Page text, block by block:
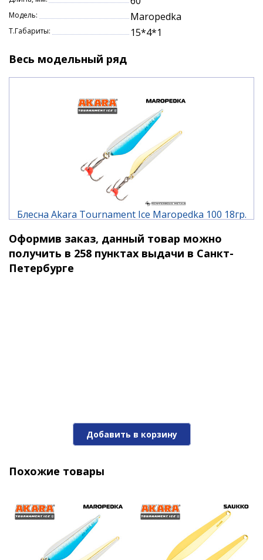
Модель: Maropedka
Т.Габариты: 15*4*1
Весь модельный ряд
Блесна Akara Tournament Ice Maropedka 100 18гр.
480 ₽
Оформив заказ, данный товар можно
получить в 258 пунктах выдачи в Санкт-
Петербурге
Добавить в корзину
Похожие товары